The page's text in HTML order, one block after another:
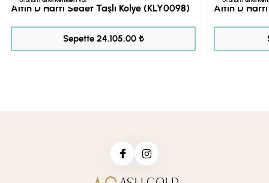
Altın D Harfi Sedef Taşlı Kolye (KLY0098)
Sepette 24.105,00 ₺
Altın D Harfi